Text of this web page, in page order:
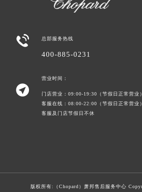
 总部服务热线
400-885-0231

营业时间：
门店营业：09:00-19:30（节假日正常营业）
客服在线：08:00-22:00（节假日正常营业）
客服及门店节假日不休
版权所有:（Chopard） 萧邦售后服务中心